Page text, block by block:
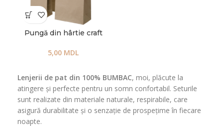
Pungă din hârtie craft
5,00 MDL
Lenjerii de pat din 100% BUMBAC, moi, plăcute la
atingere și perfecte pentru un somn confortabil. Seturile
sunt realizate din materiale naturale, respirabile, care
asigură durabilitate și o senzație de prospețime în fiecare
noapte.